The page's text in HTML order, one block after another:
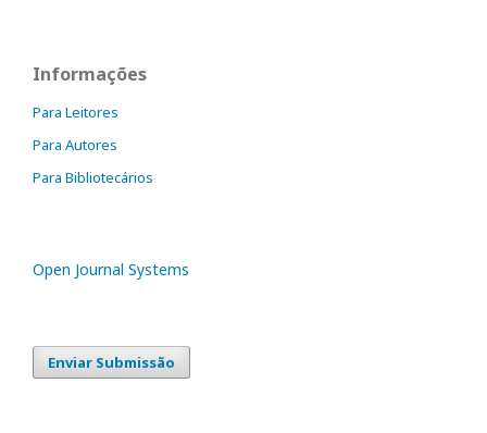
Informações
Para Leitores
Para Autores
Para Bibliotecários
Open Journal Systems
Enviar Submissão